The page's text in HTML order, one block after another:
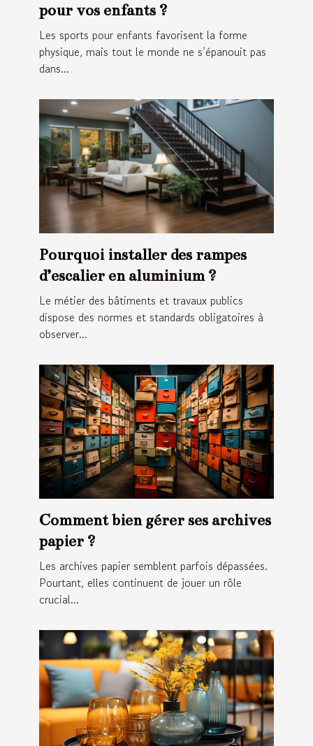
pour vos enfants ?
Les sports pour enfants favorisent la forme
physique, mais tout le monde ne s’épanouit pas
dans...
Pourquoi installer des rampes
d’escalier en aluminium ?
Le métier des bâtiments et travaux publics
dispose des normes et standards obligatoires à
observer...
Comment bien gérer ses archives
papier ?
Les archives papier semblent parfois dépassées.
Pourtant, elles continuent de jouer un rôle
crucial...